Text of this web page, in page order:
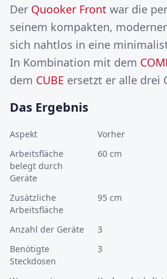
Der Quooker Front war die
seinem kompakten,
sich nahtlos in eine
In Kombination mit dem
dem CUBE ersetzt er alle drei
Das Ergebnis
Aspekt Vorher
Arbeitsfläche
belegt durch
Geräte
60 cm
Zusätzliche
Arbeitsfläche
95 cm
Anzahl der Geräte 3
Benötigte
Steckdosen
3